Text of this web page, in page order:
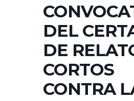
DEL
DE
CORTOS
CONTRA